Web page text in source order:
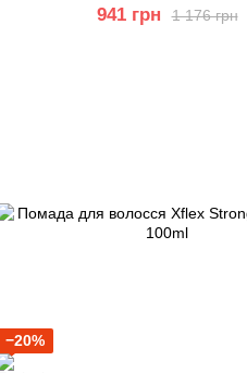
1 176 грн
941 грн
−20%